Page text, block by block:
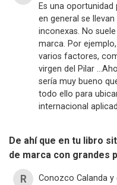
Es una
en general se
inconexas. No
marca. Por
varios factores,
virgen del Pilar
sería muy bueno
todo ello para
internacional
De ahí que en tu libro
de marca con grandes
Conozco Calanda